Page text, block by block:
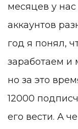
месяцев у
аккаунтов
год я понял,
заработаем и
но за это
12000
его вести. А